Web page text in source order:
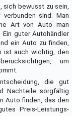
sich bewusst zu sein,
sind. Man
Art von Auto man
guter Autohändler
ein Auto zu finden,
ist auch wichtig, den
um
die gut
Nachteile sorgfältig
Auto finden, das den
Preis-Leistungs-